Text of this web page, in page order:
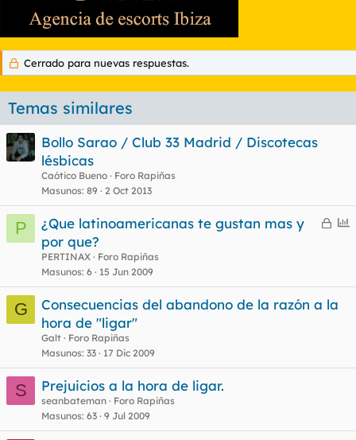
Cerrado para nuevas respuestas.
Temas similares
Bollo Sarao / Club 33 Madrid / Discotecas
lésbicas
Caótico Bueno
Foro Rapiñas
Masunos 89 2 Oct 2013
P
C
a
d
E
e
¿Que latinoamericanas te gustan mas y
por que?
PERTINAX
Foro Rapiñas
Masunos 6 15 Jun 2009
G
Consecuencias del abandono de la razón a la
hora de "ligar"
Galt
Foro Rapiñas
Masunos 33 17 Dic 2009
S Prejuicios a la hora de ligar.
seanbateman
Foro Rapiñas
Masunos 63 9 Jul 2009